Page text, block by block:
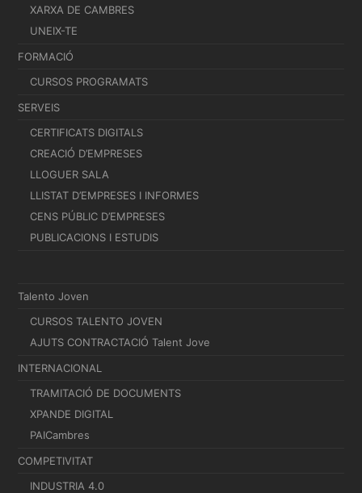
XARXA DE CAMBRES
UNEIX-TE
FORMACIÓ
CURSOS PROGRAMATS
SERVEIS
CERTIFICATS DIGITALS
CREACIÓ D’EMPRESES
LLOGUER SALA
LLISTAT D’EMPRESES I INFORMES
CENS PÚBLIC D’EMPRESES
PUBLICACIONS I ESTUDIS
Talento Joven
CURSOS TALENTO JOVEN
AJUTS CONTRACTACIÓ Talent Jove
INTERNACIONAL
TRAMITACIÓ DE DOCUMENTS
XPANDE DIGITAL
PAICambres
COMPETIVITAT
INDUSTRIA 4.0